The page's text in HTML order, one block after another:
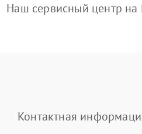
Наш сервисный центр
Контактная